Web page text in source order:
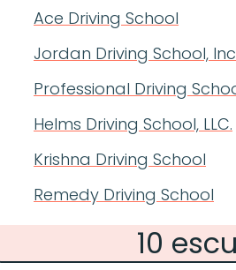
Ace Driving School
Jordan Driving School,
Professional Driving
Helms Driving School, LLC.
Krishna Driving School
Remedy Driving School
10